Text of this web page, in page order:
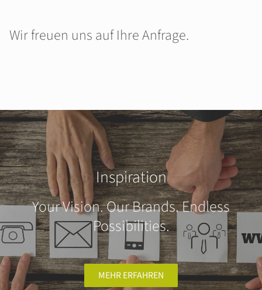
Wir freuen uns auf Ihre Anfrage.
Inspiration
Your Vision. Our Brands. Endless
Possibilities.
MEHR ERFAHREN